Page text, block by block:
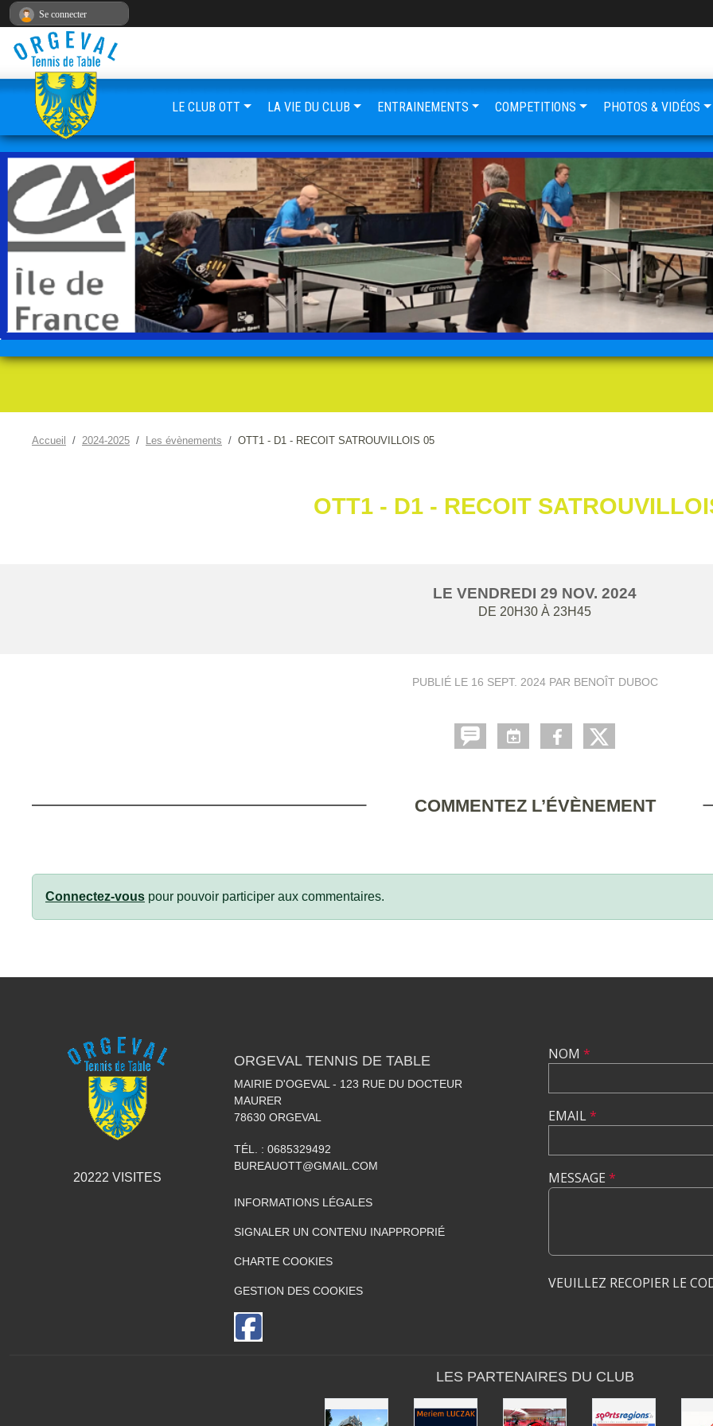
Accueil 2024-2025 Les évènements OTT1 - D1 - RECOIT SATROUVILLOIS 05
OTT1 - D1 - RECOIT
LE VENDREDI 29 NOV. 2024
DE 20H30 À 23H45
PUBLIÉ LE 16 SEPT. 2024PAR BENOÎT DUBOC
COMMENTEZ L’ÉVÈNEMENT
Connectez-vous pour pouvoir participer aux commentaires.
LE CLUB OTT LA VIE DU CLUB ENTRAINEMENTS COMPETITIONS PHOTOS & VIDÉOS
20222 VISITES
ORGEVAL TENNIS DE TABLE
MAIRIE D'OGEVAL - 123 RUE DU DOCTEUR
MAURER
78630 ORGEVAL
TÉL. : 0685329492
BUREAUOTT@GMAIL.COM
INFORMATIONS LÉGALES
SIGNALER UN CONTENU INAPPROPRIÉ
CHARTE COOKIES
GESTION DES COOKIES
NOM *
EMAIL*
MESSAGE *
VEUILLEZ RECOPIER LE
LES PARTENAIRES DU CLUB
Se connecter
Panneau de gestion des cookies